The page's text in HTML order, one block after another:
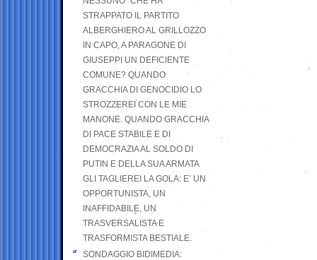
STRAPPATO IL PARTITO
ALBERGHIERO AL GRILLOZZO
IN CAPO, A PARAGONE DI
GIUSEPPI UN DEFICIENTE
COMUNE? QUANDO
GRACCHIA DI GENOCIDIO LO
STROZZEREI CON LE MIE
MANONE. QUANDO GRACCHIA
DI PACE STABILE E DI
DEMOCRAZIA AL SOLDO DI
PUTIN E DELLA SUA ARMATA
GLI TAGLIEREI LA GOLA: E’ UN
OPPORTUNISTA, UN
INAFFIDABILE, UN
TRASVERSALISTA E
TRASFORMISTA BESTIALE.
SONDAGGIO BIDIMEDIA: